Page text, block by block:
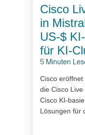
Cisco
in
US-$
für KI-
5 Minuten
Cisco
die Cisco
Cisco KI-
Lösungen für